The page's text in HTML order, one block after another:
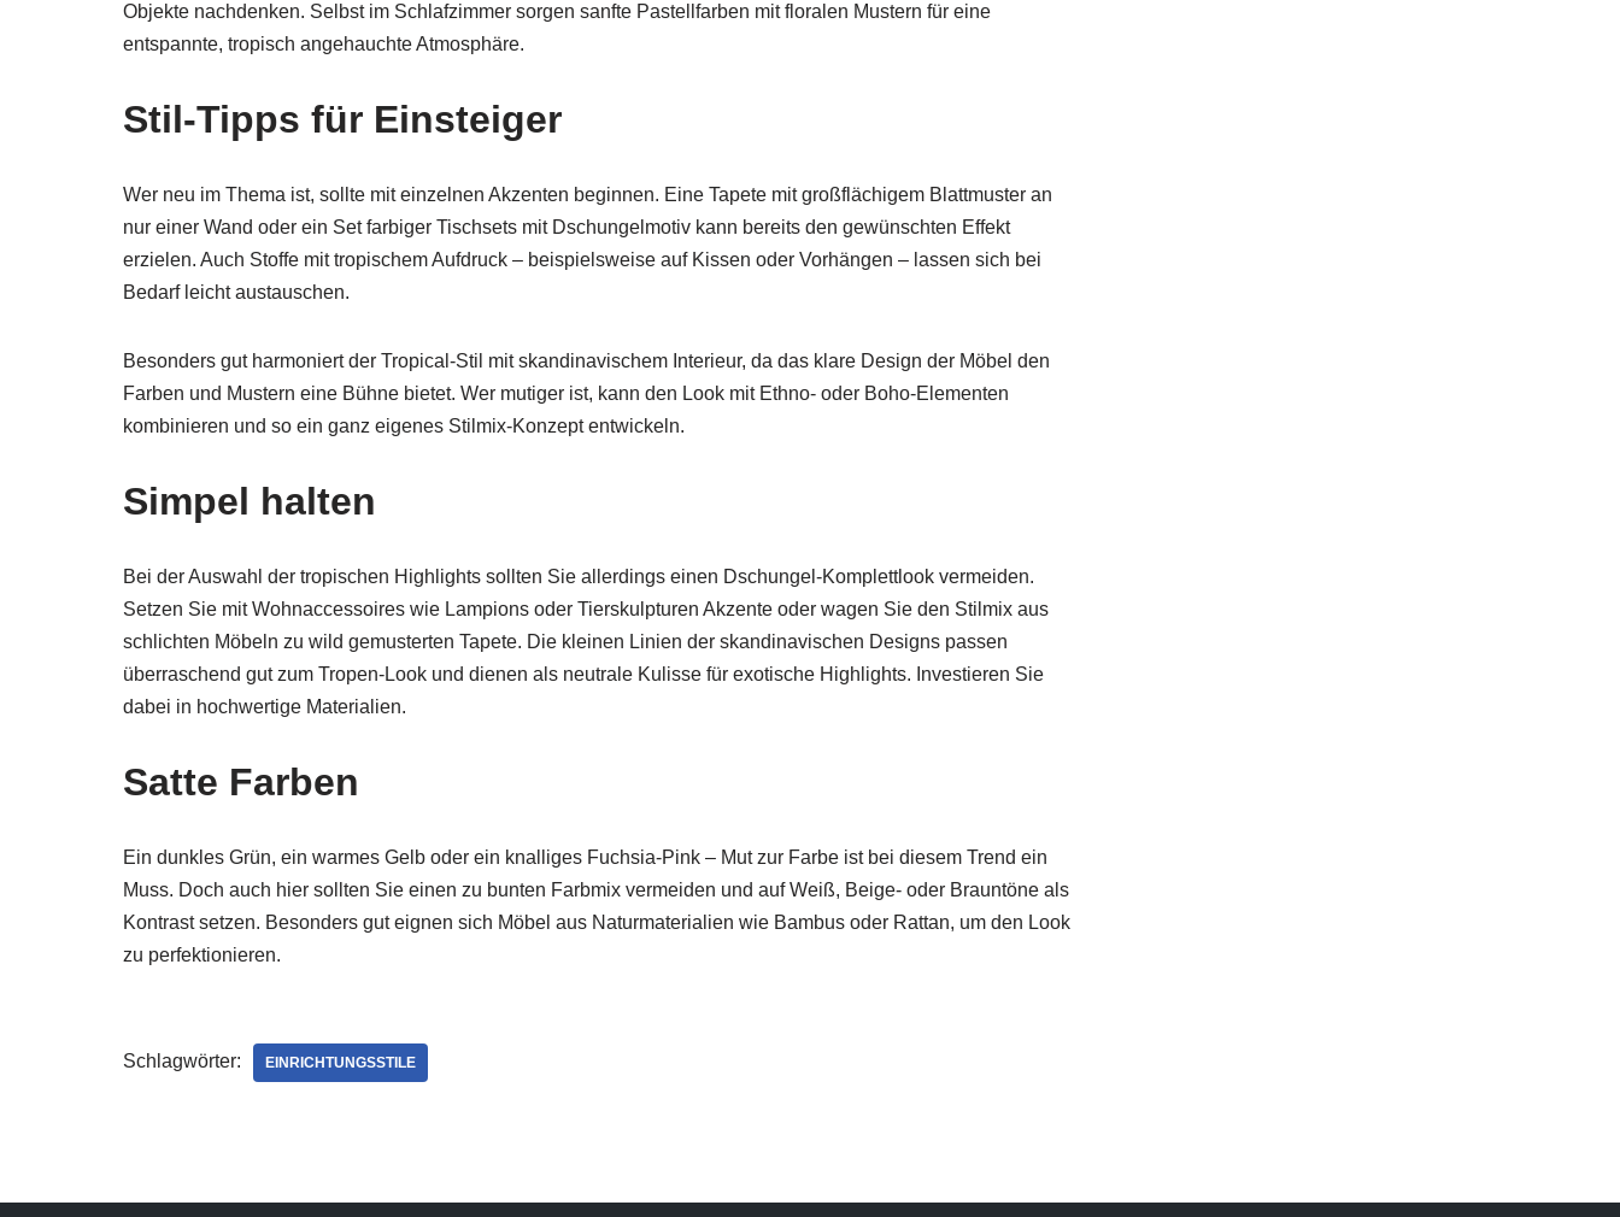
Objekte nachdenken. Selbst im Schlafzimmer sorgen sanfte Pastellfarben mit floralen Mustern für eine
entspannte, tropisch angehauchte Atmosphäre.
Stil-Tipps für Einsteiger
Wer neu im Thema ist, sollte mit einzelnen Akzenten beginnen. Eine Tapete mit großflächigem Blattmuster an
nur einer Wand oder ein Set farbiger Tischsets mit Dschungelmotiv kann bereits den gewünschten Effekt
erzielen. Auch Stoffe mit tropischem Aufdruck – beispielsweise auf Kissen oder Vorhängen – lassen sich bei
Bedarf leicht austauschen.
Besonders gut harmoniert der Tropical-Stil mit skandinavischem Interieur, da das klare Design der Möbel den
Farben und Mustern eine Bühne bietet. Wer mutiger ist, kann den Look mit Ethno- oder Boho-Elementen
kombinieren und so ein ganz eigenes Stilmix-Konzept entwickeln.
Simpel halten
Bei der Auswahl der tropischen Highlights sollten Sie allerdings einen Dschungel-Komplettlook vermeiden.
Setzen Sie mit Wohnaccessoires wie Lampions oder Tierskulpturen Akzente oder wagen Sie den Stilmix aus
schlichten Möbeln zu wild gemusterten Tapete. Die kleinen Linien der skandinavischen Designs passen
überraschend gut zum Tropen-Look und dienen als neutrale Kulisse für exotische Highlights. Investieren Sie
dabei in hochwertige Materialien.
Satte Farben
Ein dunkles Grün, ein warmes Gelb oder ein knalliges Fuchsia-Pink – Mut zur Farbe ist bei diesem Trend ein
Muss. Doch auch hier sollten Sie einen zu bunten Farbmix vermeiden und auf Weiß, Beige- oder Brauntöne als
Kontrast setzen. Besonders gut eignen sich Möbel aus Naturmaterialien wie Bambus oder Rattan, um den Look
zu perfektionieren.
Schlagwörter: EINRICHTUNGSSTILE